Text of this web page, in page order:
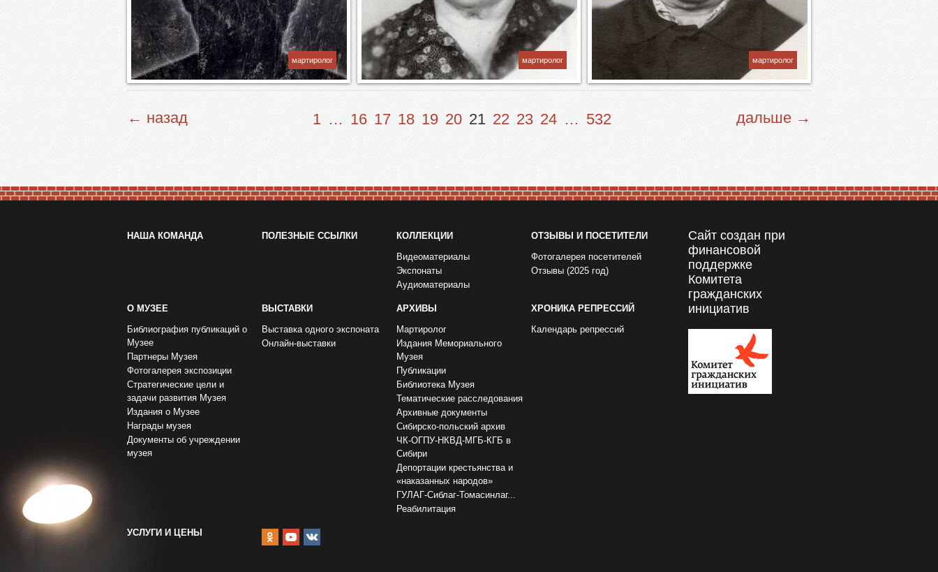
мартиролог мартиролог мартиролог
← назад 1 … 16 17 18 19 20 21 22 23 24 … 532 дальше →
НАША КОМАНДА ПОЛЕЗНЫЕ ССЫЛКИ
КОЛЛЕКЦИИ
Видеоматериалы
Экспонаты
Аудиоматериалы
ОТЗЫВЫ И ПОСЕТИТЕЛИ
Фотогалерея посетителей
Отзывы (2025 год)
О МУЗЕЕ
Библиография публикаций о
Музее
Партнеры Музея
Фотогалерея экспозиции
Стратегические цели и
задачи развития Музея
Издания о Музее
Награды музея
Документы об учреждении
музея
ВЫСТАВКИ
Выставка одного экспоната
Онлайн-выставки
АРХИВЫ
Мартиролог
Издания Мемориального
Музея
Публикации
Библиотека Музея
Тематические расследования
Архивные документы
Сибирско-польский архив
ЧК-ОГПУ-НКВД-МГБ-КГБ в
Сибири
Депортации крестьянства и
«наказанных народов»
ГУЛАГ-Сиблаг-Томасинлаг...
Реабилитация
ХРОНИКА РЕПРЕССИЙ
Календарь репрессий
УСЛУГИ И ЦЕНЫ
Сайт создан при
финансовой
поддержке
Комитета
гражданских
инициатив